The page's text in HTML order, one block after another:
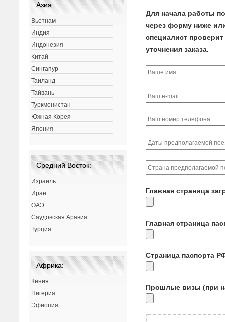
Для начала работы
через форму ниже
специалист
уточнения заказа.
Главная страница
Главная страница
Страница паспорта
Прошлые визы (при
Азия:
Вьетнам
Индия
Индонезия
Китай
Сингапур
Таиланд
Тайвань
Туркменистан
Южная Корея
Япония
Средний Восток:
Израиль
Иран
ОАЭ
Саудовская Аравия
Турция
Африка:
Кения
Нигерия
Эфиопия